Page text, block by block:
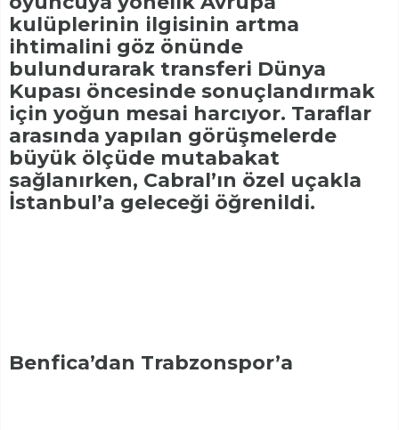
kulüplerinin ilgisinin artma
ihtimalini göz önünde
bulundurarak transferi Dünya
Kupası öncesinde sonuçlandırmak
için yoğun mesai harcıyor. Taraflar
arasında yapılan görüşmelerde
büyük ölçüde mutabakat
sağlanırken, Cabral’ın özel uçakla
İstanbul’a geleceği öğrenildi.
Benfica’dan Trabzonspor’a